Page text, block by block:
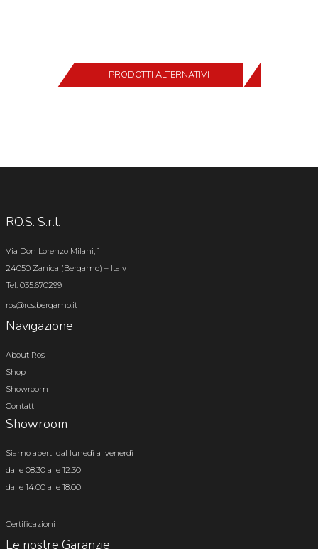
PRODOTTI ALTERNATIVI
RO.S. S.r.l.
Via Don Lorenzo Milani, 1
24050 Zanica (Bergamo) – Italy
Tel. 035.670299
ros@ros.bergamo.it
Navigazione
About Ros
Shop
Showroom
Contatti
Showroom
Siamo aperti dal lunedì al venerdì
dalle 08.30 alle 12.30
dalle 14.00 alle 18.00
Certificazioni
Le nostre Garanzie